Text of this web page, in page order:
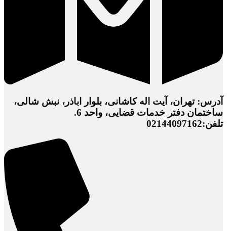
آدرس: تهران، آیت اله کاشانی، بلوار اباذر، نبش شالی،
ساختمان دفتر خدمات قضایی، واحد 6.
تلفن:02144097162